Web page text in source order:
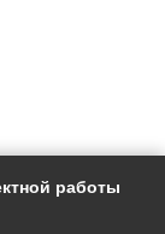
работы